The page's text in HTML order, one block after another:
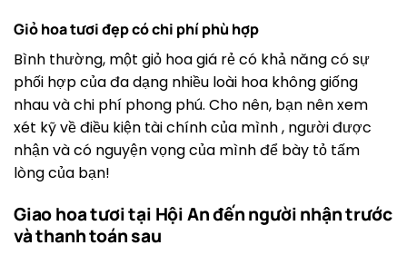
Giỏ hoa tươi đẹp có chi phí phù hợp
Bình thường, một giỏ hoa giá rẻ có khả năng có sự
phối hợp của đa dạng nhiều loài hoa không giống
nhau và chi phí phong phú. Cho nên, bạn nên xem
xét kỹ về điều kiện tài chính của mình , người được
nhận và có nguyện vọng của mình để bày tỏ tấm
lòng của bạn!
Giao hoa tươi tại Hội An đến người nhận trước
và thanh toán sau